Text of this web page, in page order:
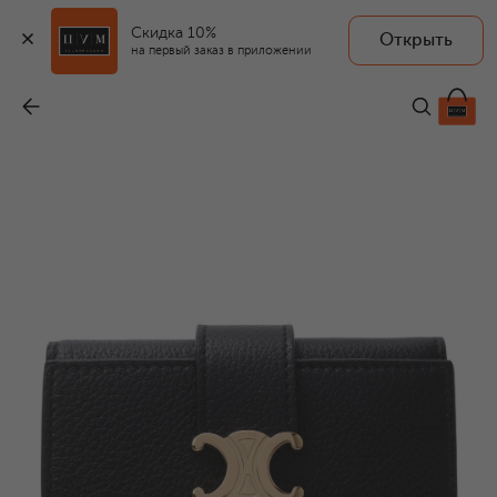
Скидка 10%
на первый заказ в приложении
Открыть
88 150 ₽